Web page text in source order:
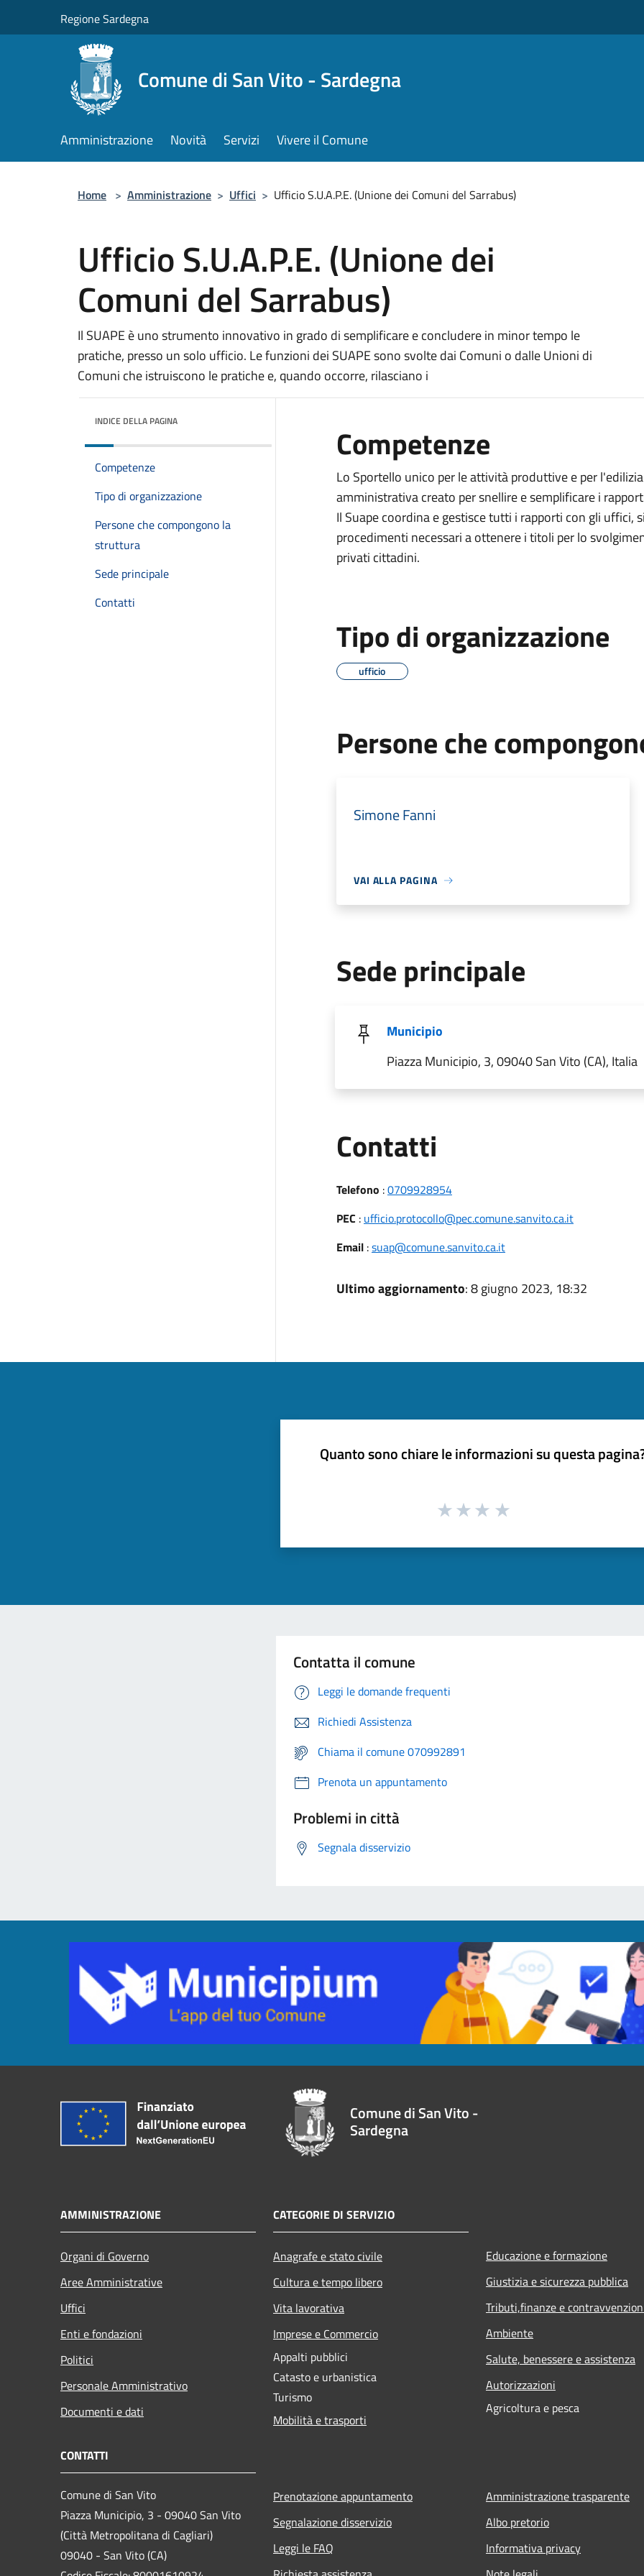
Regione Sardegna
Comune di San Vito - Sardegna
Amministrazione Novità Servizi Vivere il Comune
Home > Amministrazione > Uffici > Ufficio S.U.A.P.E. (Unione dei Comuni del Sarrabus)
Ufficio S.U.A.P.E. (Unione dei
Comuni del Sarrabus)
Il SUAPE è uno strumento innovativo in grado di semplificare e concludere in minor tempo le
pratiche, presso un solo ufficio. Le funzioni dei SUAPE sono svolte dai Comuni o dalle Unioni di
Comuni che istruiscono le pratiche e, quando occorre, rilasciano i
INDICE DELLA PAGINA
Competenze
Tipo di organizzazione
Persone che compongono la
struttura
Sede principale
Contatti
Competenze
Lo Sportello unico per le attività produttive e per
amministrativa creato per snellire e semplificare i
Il Suape coordina e gestisce tutti i rapporti con gli uffici,
procedimenti necessari a ottenere i titoli per lo
privati cittadini.
Tipo di organizzazione
ufficio
Persone che
Simone Fanni
VAI ALLA PAGINA
Sede principale
Municipio
Piazza Municipio, 3, 09040 San Vito (CA), Italia
Contatti
Telefono :0709928954
PEC : ufficio.protocollo@pec.comune.sanvito.ca.it
Email:suap@comune.sanvito.ca.it
Ultimo aggiornamento: 8 giugno 2023, 18:32
Quanto sono chiare le informazioni su questa
Contatta il comune
Leggi le domande frequenti
Richiedi Assistenza
Chiama il comune 070992891
Prenota un appuntamento
Problemi in città
Segnala disservizio
Comune di San Vito -
Sardegna
AMMINISTRAZIONE
Organi di Governo
Aree Amministrative
Uffici
Enti e fondazioni
Politici
Personale Amministrativo
Documenti e dati
CATEGORIE DI SERVIZIO
Anagrafe e stato civile
Cultura e tempo libero
Vita lavorativa
Imprese e Commercio
Appalti pubblici
Catasto e urbanistica
Turismo
Mobilità e trasporti
Educazione e formazione
Giustizia e sicurezza pubblica
Tributi,finanze e
Ambiente
Salute, benessere e assistenza
Autorizzazioni
Agricoltura e pesca
CONTATTI
Comune di San Vito
Piazza Municipio, 3 - 09040 San Vito
(Città Metropolitana di Cagliari)
09040 - San Vito (CA)
Prenotazione appuntamento
Segnalazione disservizio
Leggi le FAQ
Amministrazione trasparente
Albo pretorio
Informativa privacy